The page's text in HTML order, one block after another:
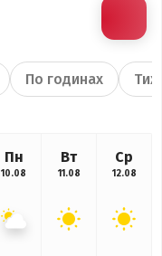
По годинах
Пн
10.08
Вт
11.08
Ср
12.08